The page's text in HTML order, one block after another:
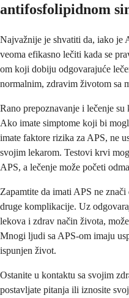
antifosfolipidnom
Najvažnije je shvatiti da, iako je
veoma efikasno lečiti kada se
om koji dobiju odgovarajuće
normalnim, zdravim životom sa
Rano prepoznavanje i lečenje
Ako imate simptome koji bi
imate faktore rizika za APS, ne
svojim lekarom. Testovi krvi
APS, a lečenje može početi
Zapamtite da imati APS ne
druge komplikacije. Uz
lekova i zdrav način života,
Mnogi ljudi sa APS-om imaju
ispunjen život.
Ostanite u kontaktu sa svojim
postavljate pitanja ili iznosite